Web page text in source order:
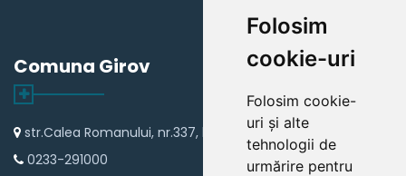
Folosim
cookie-uri
Folosim cookie-
uri și alte
tehnologii de
urmărire pentru
Comuna Girov
str.Calea Romanului, nr.337, loc Girov
0233-291000